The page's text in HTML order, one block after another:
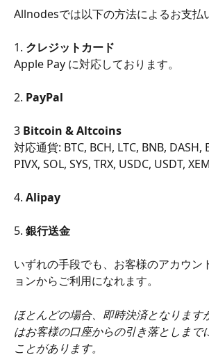
Allnodesでは以下の方法によるお支払
1. クレジットカード
Apple Pay に対応しております。
2. PayPal
3 Bitcoin & Altcoins
対応通貨: BTC, BCH, LTC, BNB, DASH,
PIVX, SOL, SYS, TRX, USDC, USDT,
4. Alipay
5. 銀行送金
いずれの手段でも、お客様のアカウン
ョンからご利用になれます。
ほとんどの場合、即時決済となります
はお客様の口座からの引き落としまで
ことがあります。